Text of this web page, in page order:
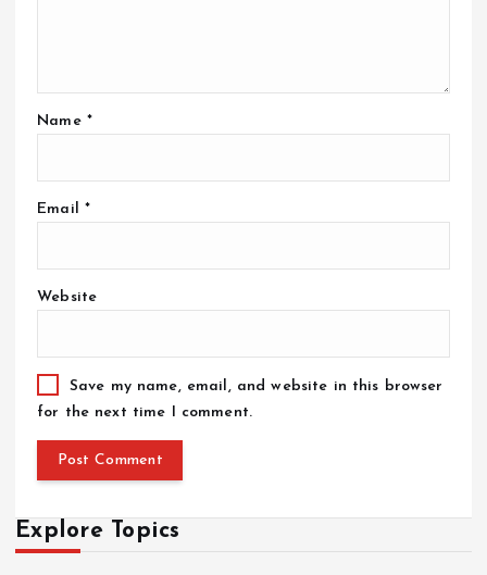
Name *
Email *
Website
Save my name, email, and website in this browser
for the next time I comment.
Explore Topics